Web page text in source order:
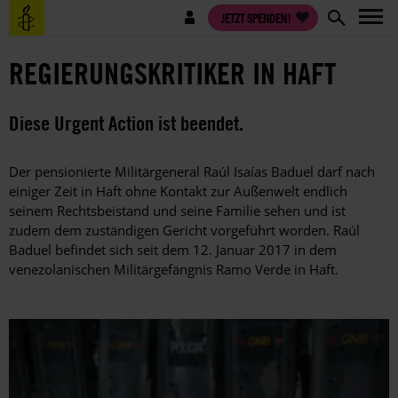
Direkt
zum
Benutzermenü JETZT SPENDEN!
REGIERUNGSKRITIKER IN HAFT
Diese Urgent Action ist beendet.
Der pensionierte Militärgeneral Raúl Isaías Baduel darf nach
einiger Zeit in Haft ohne Kontakt zur Außenwelt endlich
seinem Rechtsbeistand und seine Familie sehen und ist
zudem dem zuständigen Gericht vorgeführt worden. Raúl
Baduel befindet sich seit dem 12. Januar 2017 in dem
venezolanischen Militärgefängnis Ramo Verde in Haft.